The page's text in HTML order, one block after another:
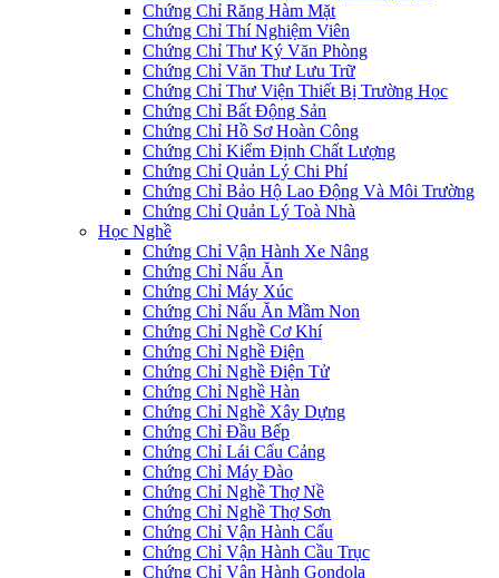
Chứng Chỉ Răng Hàm Mặt
Chứng Chỉ Thí Nghiệm Viên
Chứng Chỉ Thư Ký Văn Phòng
Chứng Chỉ Văn Thư Lưu Trữ
Chứng Chỉ Thư Viện Thiết Bị Trường Học
Chứng Chỉ Bất Động Sản
Chứng Chỉ Hồ Sơ Hoàn Công
Chứng Chỉ Kiểm Định Chất Lượng
Chứng Chỉ Quản Lý Chi Phí
Chứng Chỉ Bảo Hộ Lao Động Và Môi Trường
Chứng Chỉ Quản Lý Toà Nhà
Học Nghề
Chứng Chỉ Vận Hành Xe Nâng
Chứng Chỉ Nấu Ăn
Chứng Chỉ Máy Xúc
Chứng Chỉ Nấu Ăn Mầm Non
Chứng Chỉ Nghề Cơ Khí
Chứng Chỉ Nghề Điện
Chứng Chỉ Nghề Điện Tử
Chứng Chỉ Nghề Hàn
Chứng Chỉ Nghề Xây Dựng
Chứng Chỉ Đầu Bếp
Chứng Chỉ Lái Cẩu Cảng
Chứng Chỉ Máy Đào
Chứng Chỉ Nghề Thợ Nề
Chứng Chỉ Nghề Thợ Sơn
Chứng Chỉ Vận Hành Cẩu
Chứng Chỉ Vận Hành Cầu Trục
Chứng Chỉ Vận Hành Gondola